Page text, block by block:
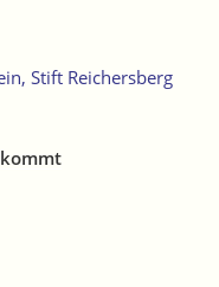
Stift Reichersberg